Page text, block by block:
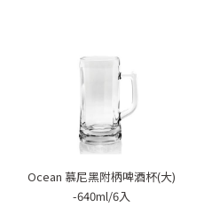
Ocean 慕尼黑附柄啤酒杯(大)
-640ml/6入